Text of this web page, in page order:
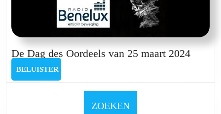
De Dag des Oordeels van 25 maart 2024De
BELUISTER
ZOEKEN